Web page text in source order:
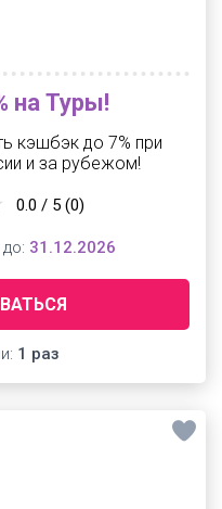
на Туры!
кэшбэк до 7% при
и за рубежом!
1 раз
0.0 / 5 (0)
31.12.2026